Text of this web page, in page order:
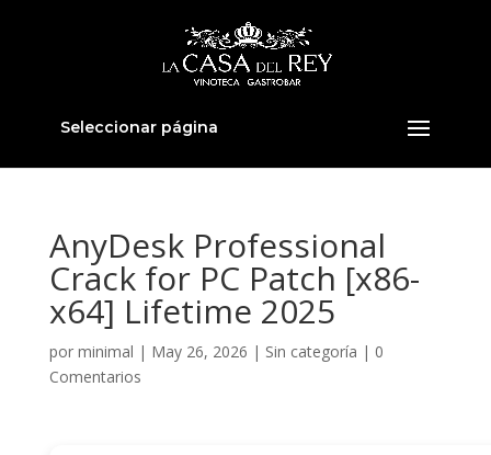
Seleccionar página
AnyDesk Professional
Crack for PC Patch [x86-
x64] Lifetime 2025
por minimal | May 26, 2026 | Sin categoría | 0
Comentarios